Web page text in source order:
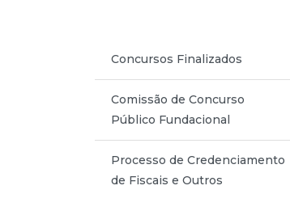
Concursos Finalizados
Comissão de Concurso
Público Fundacional
Processo de Credenciamento
de Fiscais e Outros